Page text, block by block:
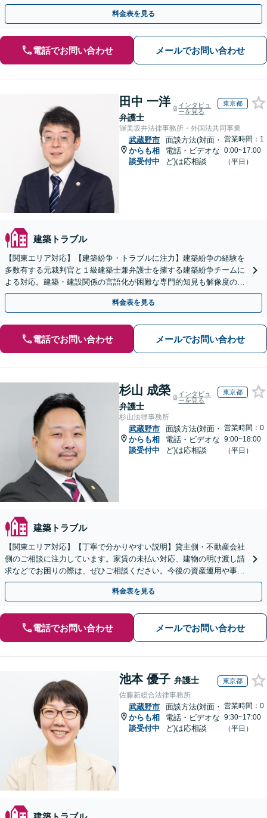
立場に立った最適な解決策をご提案します。
料金表を見る
電話でお問い合わせ メールでお問い合わせ
田中 一洋
弁護士
インタビュ
ーを見る
東京都
渥美坂井法律事務所・外国法共同事業
武蔵野市
からも相
談受付中
面談方法(対面・
電話・ビデオな
ど)は応相談
営業時間：1
0:00~17:00
（平日）
建築トラブル
【関東エリア対応】【建築紛争・トラブルに注力】建築紛争の経験を
多数有する元裁判官と１級建築士兼弁護士を擁する建築紛争チームに
よる対応。建築・建設関係の言語化が困難な専門的知見も解像度の高
い主張・立証に転換し、複雑な建築紛争を決着へ導きます
料金表を見る
電話でお問い合わせ メールでお問い合わせ
杉山 成榮
弁護士
インタビュ
ーを見る
東京都
杉山法律事務所
武蔵野市
からも相
談受付中
面談方法(対面・
電話・ビデオな
ど)は応相談
営業時間：0
9:00~18:00
（平日）
建築トラブル
【関東エリア対応】【丁寧で分かりやすい説明】貸主側・不動産会社
側のご相談に注力しています。家賃の未払い対応、建物の明け渡し請
求などでお困りの際は、ぜひご相談ください。今後の資産運用や事業
継続を見据えた最適な解決を目指します。【WEB面談可】
料金表を見る
電話でお問い合わせ メールでお問い合わせ
池本 優子 弁護士 東京都
佐藤新総合法律事務所
武蔵野市
からも相
談受付中
面談方法(対面・
電話・ビデオな
ど)は応相談
営業時間：0
9:30~17:00
（平日）